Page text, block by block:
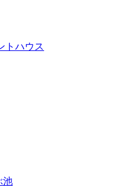
トハウス
池